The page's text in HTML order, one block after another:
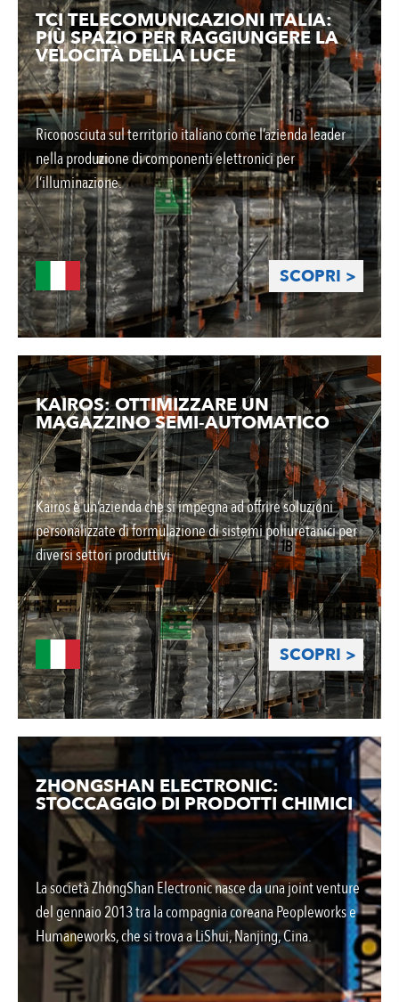
TCI TELECOMUNICAZIONI ITALIA:
PIÙ SPAZIO PER RAGGIUNGERE LA
VELOCITÀ DELLA LUCE
Riconosciuta sul territorio italiano come l’azienda leader
nella produzione di componenti elettronici per
l’illuminazione.
SCOPRI >
KAIROS: OTTIMIZZARE UN
MAGAZZINO SEMI-AUTOMATICO
Kairos è un’azienda che si impegna ad offrire soluzioni
personalizzate di formulazione di sistemi poliuretanici per
diversi settori produttivi
SCOPRI >
ZHONGSHAN ELECTRONIC:
STOCCAGGIO DI PRODOTTI CHIMICI
La società ZhongShan Electronic nasce da una joint venture
del gennaio 2013 tra la compagnia coreana Peopleworks e
Humaneworks, che si trova a LiShui, Nanjing, Cina.